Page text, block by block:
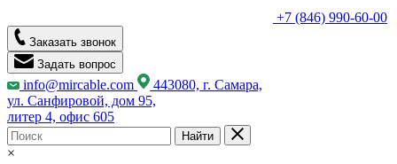
+7 (846) 990-60-00
Заказать звонок
Задать вопрос
info@mircable.com
443080, г. Самара,
ул. Санфировой, дом 95,
литер 4, офис 605
Найти
×